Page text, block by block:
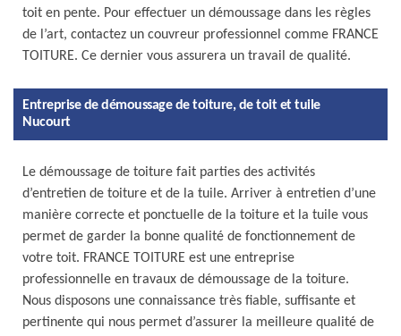
toit en pente. Pour effectuer un démoussage dans les règles
de l’art, contactez un couvreur professionnel comme FRANCE
TOITURE. Ce dernier vous assurera un travail de qualité.
Entreprise de démoussage de toiture, de toit et tuile
Nucourt
Le démoussage de toiture fait parties des activités
d’entretien de toiture et de la tuile. Arriver à entretien d’une
manière correcte et ponctuelle de la toiture et la tuile vous
permet de garder la bonne qualité de fonctionnement de
votre toit. FRANCE TOITURE est une entreprise
professionnelle en travaux de démoussage de la toiture.
Nous disposons une connaissance très fiable, suffisante et
pertinente qui nous permet d’assurer la meilleure qualité de